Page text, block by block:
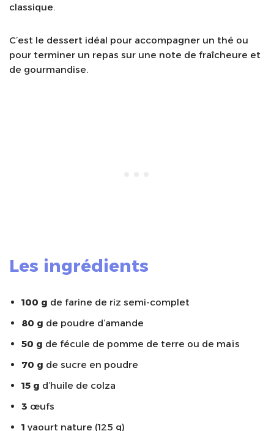
classique.
C’est le dessert idéal pour accompagner un thé ou
pour terminer un repas sur une note de fraîcheure et
de gourmandise.
Les ingrédients
100 g de farine de riz semi-complet
80 g de poudre d’amande
50 g de fécule de pomme de terre ou de maïs
70 g de sucre en poudre
15 g d’huile de colza
3 œufs
1 yaourt nature (125 g)